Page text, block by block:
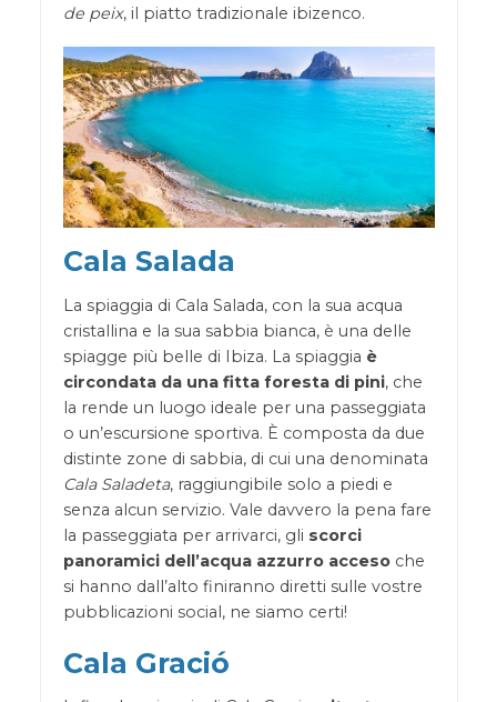
de peix, il piatto tradizionale ibizenco.
Cala Salada
La spiaggia di Cala Salada, con la sua acqua
cristallina e la sua sabbia bianca, è una delle
spiagge più belle di Ibiza. La spiaggia è
circondata da una fitta foresta di pini, che
la rende un luogo ideale per una passeggiata
o un’escursione sportiva. È composta da due
distinte zone di sabbia, di cui una denominata
Cala Saladeta, raggiungibile solo a piedi e
senza alcun servizio. Vale davvero la pena fare
la passeggiata per arrivarci, gli scorci
panoramici dell’acqua azzurro accesoche
si hanno dall’alto finiranno diretti sulle vostre
pubblicazioni social, ne siamo certi!
Cala Gració